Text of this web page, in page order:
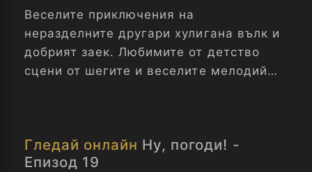
Веселите приключения на
неразделните другари хулигана вълк и
добрият заек. Любимите от детство
сцени от шегите и веселите мелодий
филм - Ну, погоди! Ну, погоди - Епизод
19
Гледай онлайн Ну, погоди! -
Епизод 19